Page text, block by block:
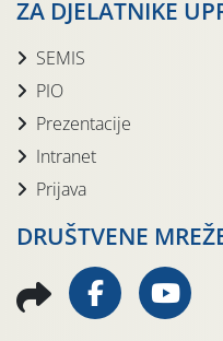
ZA DJELATNIKE
SEMIS
PIO
Prezentacije
Intranet
Prijava
DRUŠTVENE